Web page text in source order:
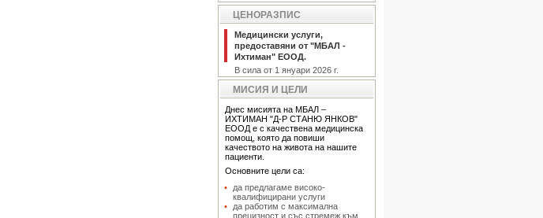
ЦЕНОРАЗПИС
Mедицински услуги,
предоставяни от "МБАЛ -
Ихтиман" ЕООД.
В сила от 1 януари 2026 г.
МИСИЯ И ЦЕЛИ
Днес мисията на МБАЛ –
ИХТИМАН "Д-Р СТАНЮ ЯНКОВ"
ЕООД е с качествена медицинска
помощ, която да повиши
качеството на живота на нашите
пациенти.
Основните цели са:
да предлагаме високо-
квалифицирани услуги
да работим с максимална
прецизност и със стремеж към